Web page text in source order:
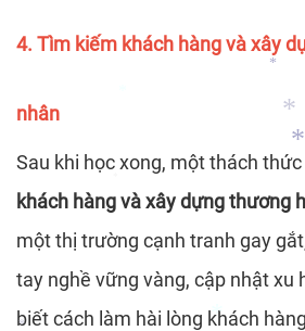
*
*
4. Tìm kiếm khách hàng và xây
nhân
Sau khi học xong, một thách thức
khách hàng và xây dựng thương
một thị trường cạnh tranh gay
tay nghề vững vàng, cập nhật xu
biết cách làm hài lòng khách